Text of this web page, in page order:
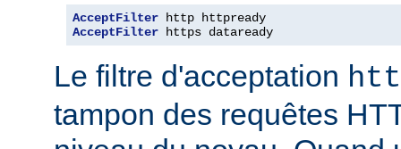
AcceptFilter
AcceptFilter https dataready
Le filtre d'acceptation
tampon des requêtes